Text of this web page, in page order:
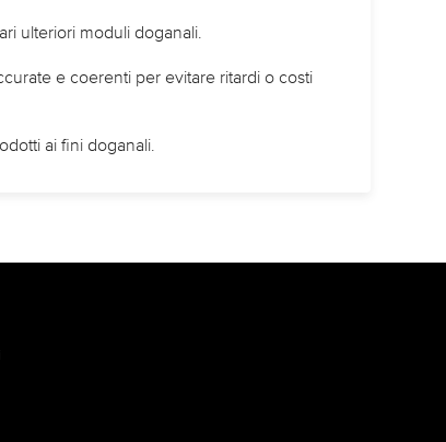
ulteriori moduli doganali.
e coerenti per evitare ritardi o costi